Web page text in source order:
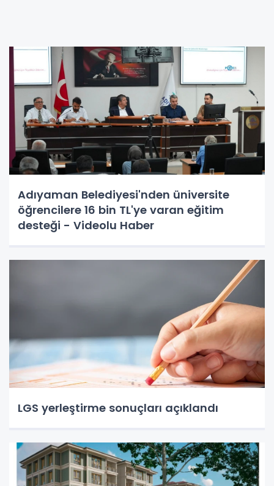
Adıyaman Belediyesi'nden üniversite
öğrencilere 16 bin TL'ye varan eğitim
desteği - Videolu Haber
LGS yerleştirme sonuçları açıklandı